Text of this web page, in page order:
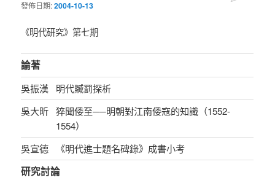
發佈日期:2004-10-13
《明代研究》第七期
論著
吳振漢
明代贓罰探析
吳大昕 猝聞倭至──明朝對江南倭寇的知識（1552-
1554）
吳宣德
《明代進士題名碑錄》成書小考
研究討論